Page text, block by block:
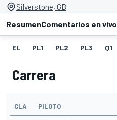
Silverstone, GB
ResumenComentarios en vivo
EL PL1 PL2 PL3 Q1
Carrera
CLA PILOTO